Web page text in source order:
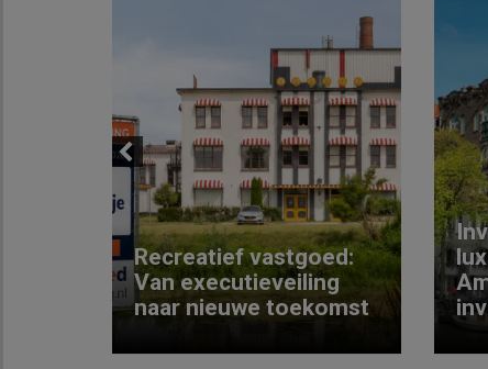
Previous
Recreatief vastgoed:
Van executieveiling
naar nieuwe toekomst